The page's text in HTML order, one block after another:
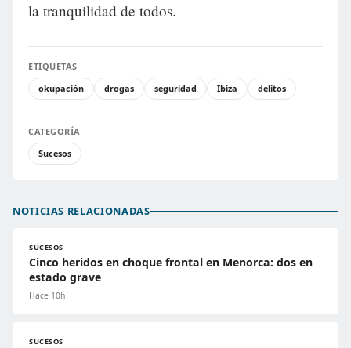
la tranquilidad de todos.
ETIQUETAS
okupación
drogas seguridad Ibiza delitos
CATEGORÍA
Sucesos
NOTICIAS RELACIONADAS
SUCESOS
Cinco heridos en choque frontal en Menorca: dos en
estado grave
Hace 10h
SUCESOS